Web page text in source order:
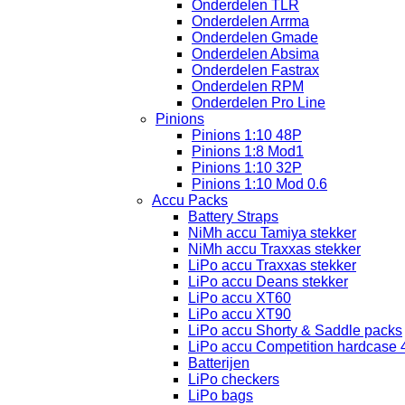
Onderdelen TLR
Onderdelen Arrma
Onderdelen Gmade
Onderdelen Absima
Onderdelen Fastrax
Onderdelen RPM
Onderdelen Pro Line
Pinions
Pinions 1:10 48P
Pinions 1:8 Mod1
Pinions 1:10 32P
Pinions 1:10 Mod 0.6
Accu Packs
Battery Straps
NiMh accu Tamiya stekker
NiMh accu Traxxas stekker
LiPo accu Traxxas stekker
LiPo accu Deans stekker
LiPo accu XT60
LiPo accu XT90
LiPo accu Shorty & Saddle packs
LiPo accu Competition hardcase
Batterijen
LiPo checkers
LiPo bags